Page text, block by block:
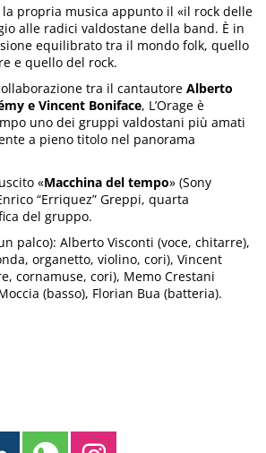
la propria musica appunto il «il rock delle
alle radici valdostane della band. È in
equilibrato tra il mondo folk, quello
e quello del rock.
tra il cantautoreAlberto
e Vincent Boniface, L’Orage è
uno dei gruppi valdostani più amati
a pieno titolo nel panorama
«Macchina del tempo» (Sony
“Erriquez” Greppi, quarta
del gruppo.
palco): Alberto Visconti (voce, chitarre),
organetto, violino, cori), Vincent
cornamuse, cori), Memo Crestani
(basso), Florian Bua (batteria).